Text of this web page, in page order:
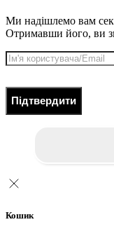
Ми надішлемо вам
Отримавши його, ви
Підтвердити
Кошик